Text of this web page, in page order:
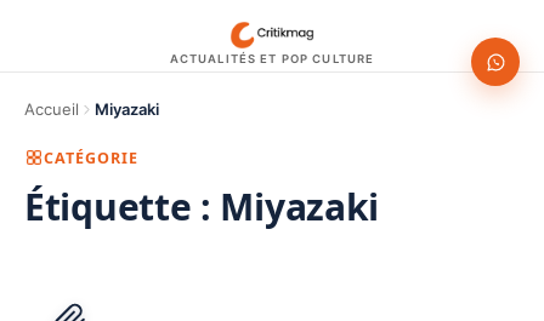
ACTUALITÉS ET POP CULTURE
Accueil Miyazaki
CATÉGORIE
Étiquette : Miyazaki
PUBLICITÉ